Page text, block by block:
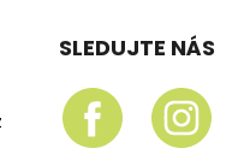
SLEDUJTE NÁS